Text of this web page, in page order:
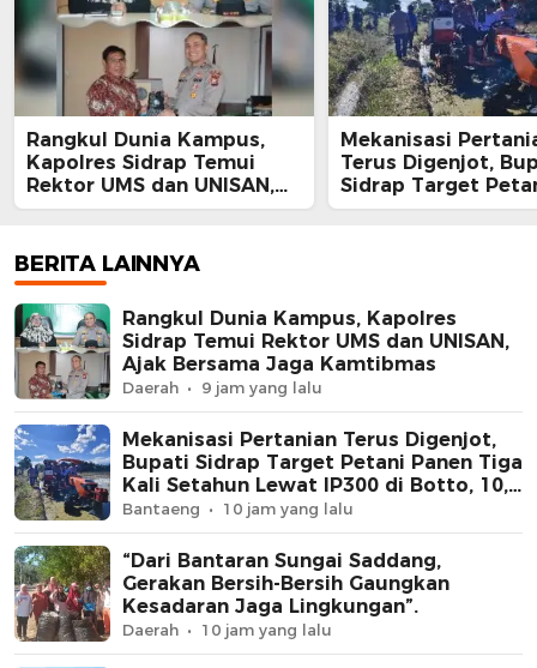
Rangkul Dunia Kampus,
Kapolres Sidrap Temui
Rektor UMS dan UNISAN,
Ajak Bersama Jaga
Mekanisasi
Terus Digenjot,
Sidrap Target
Panen Tiga Kali
BERITA LAINNYA
Rangkul Dunia Kampus, Kapolres
Sidrap Temui Rektor UMS dan UNISAN,
Ajak Bersama Jaga Kamtibmas
Daerah 9 jam yang lalu
Mekanisasi Pertanian Terus Digenjot,
Bupati Sidrap Target Petani Panen Tiga
Kali Setahun Lewat IP300 di Botto, 10,5
Hektare Sawah Langsung Diolah
dengan Rotavator dan Traktor
Bantaeng 10 jam yang lalu
“Dari Bantaran Sungai Saddang,
Gerakan Bersih-Bersih Gaungkan
Kesadaran Jaga Lingkungan”.
Daerah 10 jam yang lalu